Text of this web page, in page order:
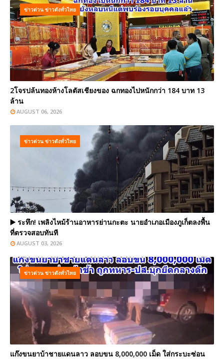
ข่าวด่วน ข่าวดังทั่วไทย
2โจรปล้นทองห้างโลตัสเชียงของ ฉกทองไปหนักกว่า 184 บาท 13
ล้าน
AUGUST 06, 2026
ข่าวด่วน ข่าวดังทั่วไทย
▶️ ระทึก! เพลิงไหม้ร้านอาหารย่านกะตะ นายอำเภอเมืองภูเก็ตลงพื้น
ที่ตรวจสอบทันที
AUGUST 03, 2026
ข่าวด่วน ข่าวดังทั่วไทย
แก๊งขนยาบ้าชายแดนลาว ลอบขน 8,000,000 เม็ด ใส่กระบะซ่อน